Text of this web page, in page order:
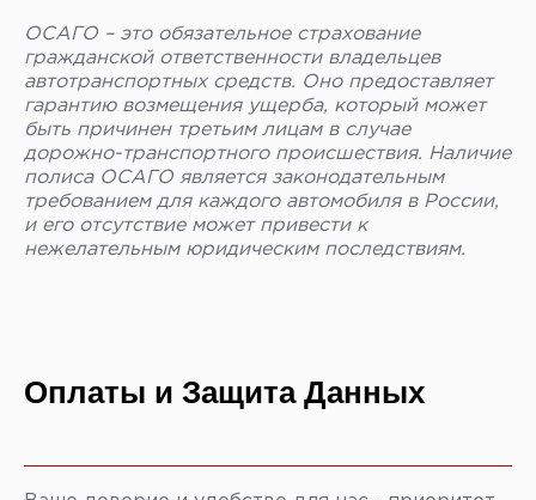
ОСАГО – это обязательное страхование
гражданской ответственности владельцев
автотранспортных средств. Оно предоставляет
гарантию возмещения ущерба, который может
быть причинен третьим лицам в случае
дорожно-транспортного происшествия. Наличие
полиса ОСАГО является законодательным
требованием для каждого автомобиля в России,
и его отсутствие может привести к
нежелательным юридическим последствиям.
Оплаты и Защита Данных